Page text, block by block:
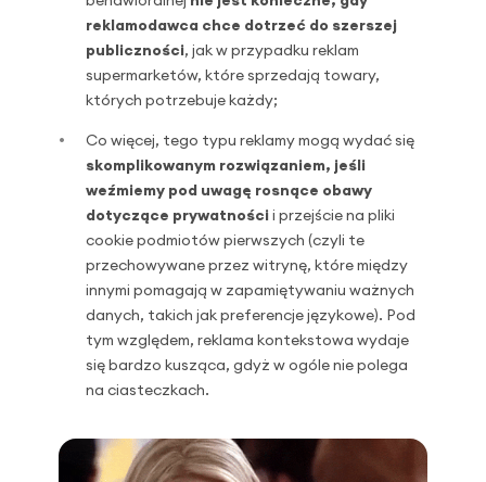
reklamodawca chce dotrzeć do szerszej
publiczności, jak w przypadku reklam
supermarketów, które sprzedają towary,
których potrzebuje każdy;
Co więcej, tego typu reklamy mogą wydać się
skomplikowanym rozwiązaniem, jeśli
weźmiemy pod uwagę rosnące obawy
dotyczące prywatności i przejście na pliki
cookie podmiotów pierwszych (czyli te
przechowywane przez witrynę, które między
innymi pomagają w zapamiętywaniu ważnych
danych, takich jak preferencje językowe). Pod
tym względem, reklama kontekstowa wydaje
się bardzo kusząca, gdyż w ogóle nie polega
na ciasteczkach.